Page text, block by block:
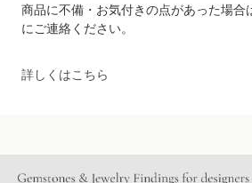
商品に不備・お気付きの点があった場合
にご連絡ください。
詳しくはこちら